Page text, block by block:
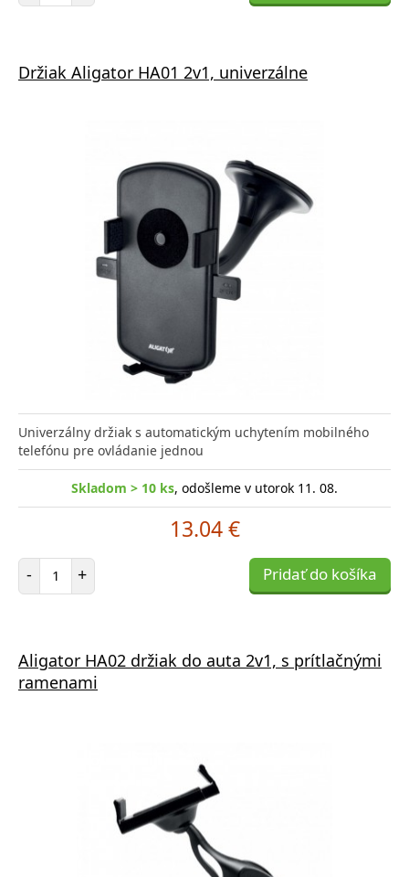
Držiak Aligator HA01 2v1, univerzálne
Univerzálny držiak s automatickým uchytením mobilného
telefónu pre ovládanie jednou
Skladom > 10 ks, odošleme v utorok 11. 08.
13.04 €
- Počet položiek
+ Pridať do košíka
Aligator HA02 držiak do auta 2v1, s prítlačnými
ramenami